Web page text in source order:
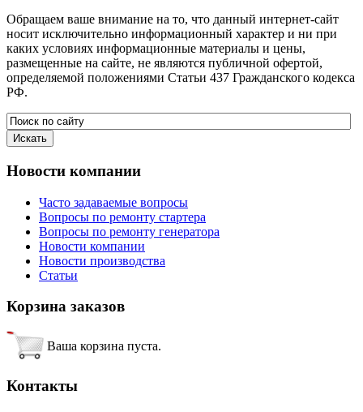
Обращаем ваше внимание на то, что данный интернет-сайт
носит исключительно информационный характер и ни при
каких условиях информационные материалы и цены,
размещенные на сайте, не являются публичной офертой,
определяемой положениями Статьи 437 Гражданского кодекса
РФ.
Новости компании
Часто задаваемые вопросы
Вопросы по ремонту стартера
Вопросы по ремонту генератора
Новости компании
Новости производства
Статьи
Корзина заказов
Ваша корзина пуста.
Контакты